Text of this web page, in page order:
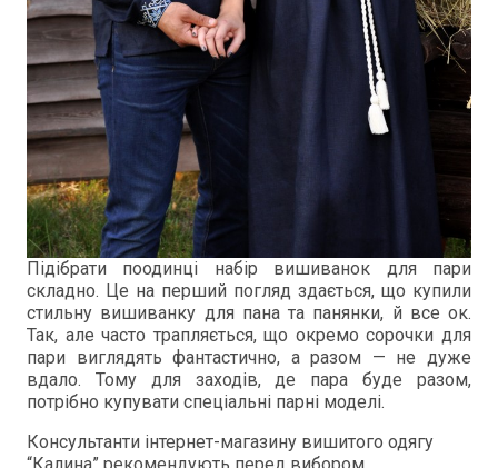
Підібрати поодинці набір вишиванок для пари
складно. Це на перший погляд здається, що купили
стильну вишиванку для пана та панянки, й все ок.
Так, але часто трапляється, що окремо сорочки для
пари виглядять фантастично, а разом — не дуже
вдало. Тому для заходів, де пара буде разом,
потрібно купувати спеціальні парні моделі.
Консультанти інтернет-магазину вишитого одягу
“Калина” рекомендують перед вибором